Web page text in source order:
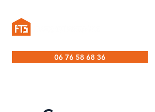
06 76 58 68 36